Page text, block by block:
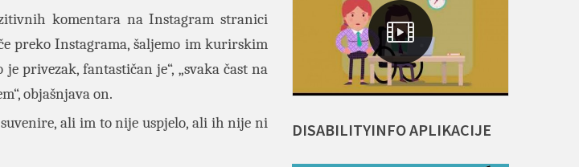
komentara na Instagram stranici
preko Instagrama, šaljemo im kurirskim
privezak, fantastičan je“, „svaka čast na
objašnjava on.
suvenire, ali im to nije uspjelo, ali ih nije ni
DISABILITYINFOAPLIKACIJE